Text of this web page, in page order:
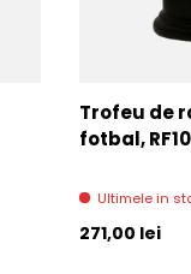
Trofeu de
fotbal,
Ultimele in
Pret initial
271,00 lei